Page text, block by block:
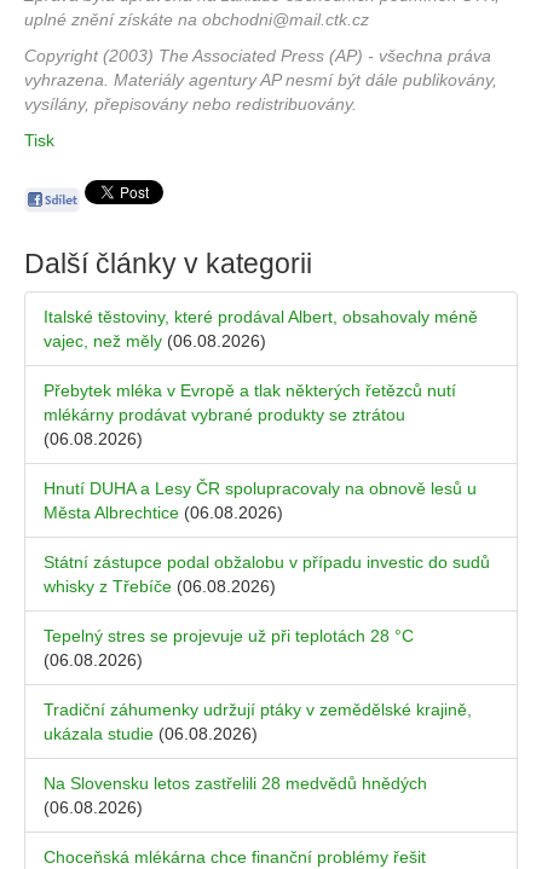
uplné znění získáte na obchodni@mail.ctk.cz
Copyright (2003) The Associated Press (AP) - všechna práva
vyhrazena. Materiály agentury AP nesmí být dále publikovány,
vysílány, přepisovány nebo redistribuovány.
Tisk
Další články v kategorii
Italské těstoviny, které prodával Albert, obsahovaly méně
vajec, než měly (06.08.2026)
Přebytek mléka v Evropě a tlak některých řetězců nutí
mlékárny prodávat vybrané produkty se ztrátou
(06.08.2026)
Hnutí DUHA a Lesy ČR spolupracovaly na obnově lesů u
Města Albrechtice (06.08.2026)
Státní zástupce podal obžalobu v případu investic do sudů
whisky z Třebíče (06.08.2026)
Tepelný stres se projevuje už při teplotách 28 °C
(06.08.2026)
Tradiční záhumenky udržují ptáky v zemědělské krajině,
ukázala studie (06.08.2026)
Na Slovensku letos zastřelili 28 medvědů hnědých
(06.08.2026)
Choceňská mlékárna chce finanční problémy řešit